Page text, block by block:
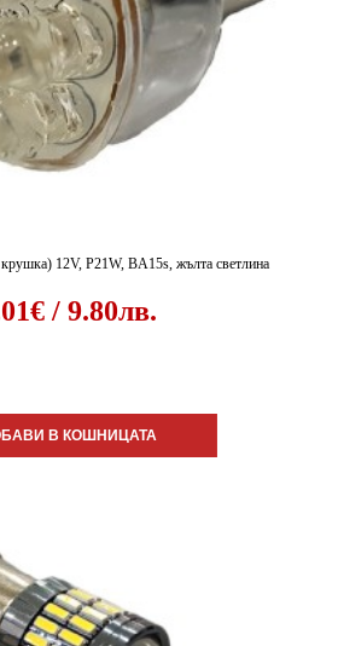
12V, P21W, BA15s, жълта светлина
/ 9.80лв.
В КОШНИЦАТА